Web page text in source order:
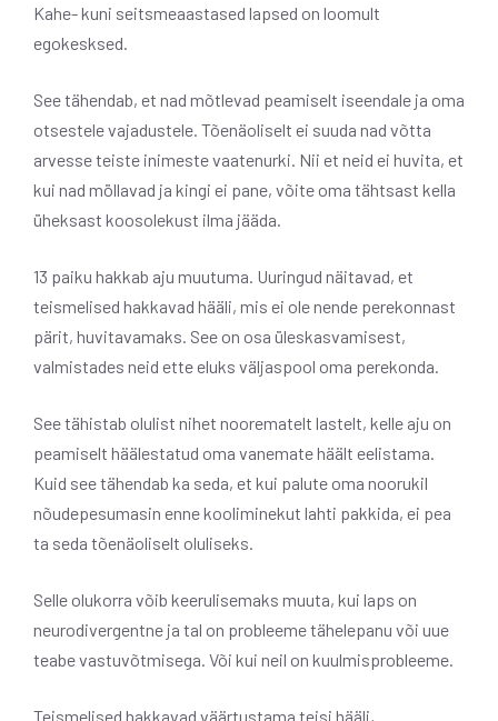
Kahe- kuni seitsmeaastased lapsed on loomult
egokesksed.
See tähendab, et nad mõtlevad peamiselt iseendale ja oma
otsestele vajadustele. Tõenäoliselt ei suuda nad võtta
arvesse teiste inimeste vaatenurki. Nii et neid ei huvita, et
kui nad möllavad ja kingi ei pane, võite oma tähtsast kella
üheksast koosolekust ilma jääda.
13 paiku hakkab aju muutuma. Uuringud näitavad, et
teismelised hakkavad hääli, mis ei ole nende perekonnast
pärit, huvitavamaks. See on osa üleskasvamisest,
valmistades neid ette eluks väljaspool oma perekonda.
See tähistab olulist nihet noorematelt lastelt, kelle aju on
peamiselt häälestatud oma vanemate häält eelistama.
Kuid see tähendab ka seda, et kui palute oma noorukil
nõudepesumasin enne kooliminekut lahti pakkida, ei pea
ta seda tõenäoliselt oluliseks.
Selle olukorra võib keerulisemaks muuta, kui laps on
neurodivergentne ja tal on probleeme tähelepanu või uue
teabe vastuvõtmisega. Või kui neil on kuulmisprobleeme.
Teismelised hakkavad väärtustama teisi hääli,